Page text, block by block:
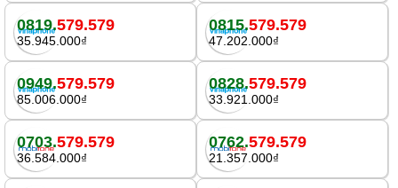
0819.579.579
35.945.000₫
0815.579.579
47.202.000₫
0949.579.579
85.006.000₫
0828.579.579
33.921.000₫
0703.579.579
36.584.000₫
0762.579.579
21.357.000₫